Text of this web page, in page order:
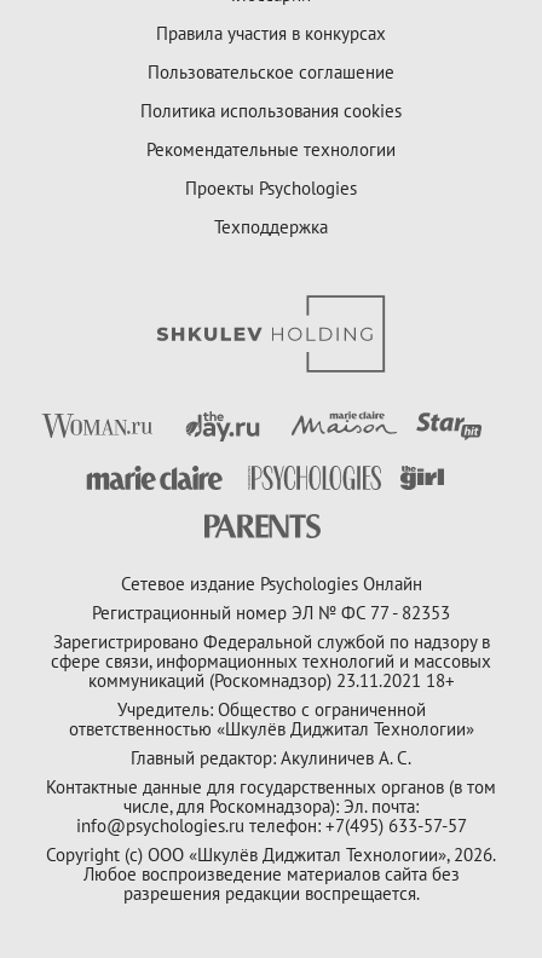
Правила участия в конкурсах
Пользовательское соглашение
Политика использования cookies
Рекомендательные технологии
Проекты Psychologies
Техподдержка
Сетевое издание Psychologies Онлайн
Регистрационный номер ЭЛ № ФС 77 - 82353
Зарегистрировано Федеральной службой по надзору в
сфере связи, информационных технологий и массовых
коммуникаций (Роскомнадзор) 23.11.2021 18+
Учредитель: Общество с ограниченной
ответственностью «Шкулёв Диджитал Технологии»
Главный редактор: Акулиничев А. С.
Контактные данные для государственных органов (в том
числе, для Роскомнадзора): Эл. почта:
info@psychologies.ru телефон: +7(495) 633-57-57
Copyright (с) ООО «Шкулёв Диджитал Технологии», 2026.
Любое воспроизведение материалов сайта без
разрешения редакции воспрещается.